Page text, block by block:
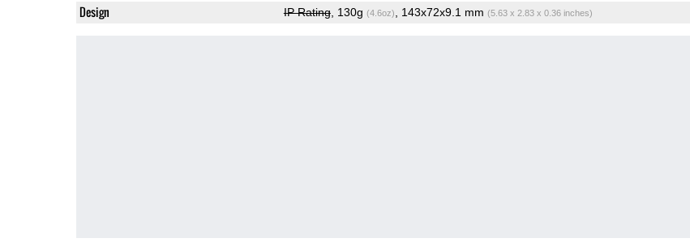
Design IP Rating, 130g (4.6oz) , 143x72x9.1 mm (5.63 x 2.83 x 0.36 inches)